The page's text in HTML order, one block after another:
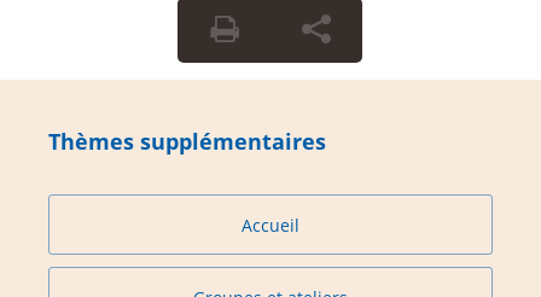
Thèmes supplémentaires
Accueil